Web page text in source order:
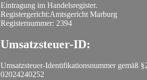
Eintragung im Handelsregister.
Registergericht:Amtsgericht Marburg
Registernummer: 2394
Umsatzsteuer-ID:
Umsatzsteuer-Identifikationsnummer gemäß
02024240252